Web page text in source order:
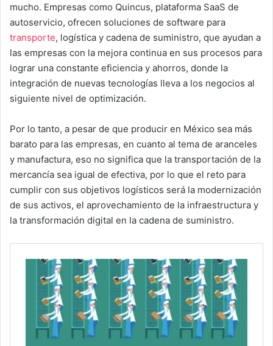
mucho. Empresas como Quincus, plataforma SaaS de
autoservicio, ofrecen soluciones de software para
transporte, logística y cadena de suministro, que ayudan a
las empresas con la mejora continua en sus procesos para
lograr una constante eficiencia y ahorros, donde la
integración de nuevas tecnologías lleva a los negocios al
siguiente nivel de optimización.
Por lo tanto, a pesar de que producir en México sea más
barato para las empresas, en cuanto al tema de aranceles
y manufactura, eso no significa que la transportación de la
mercancía sea igual de efectiva, por lo que el reto para
cumplir con sus objetivos logísticos será la modernización
de sus activos, el aprovechamiento de la infraestructura y
la transformación digital en la cadena de suministro.